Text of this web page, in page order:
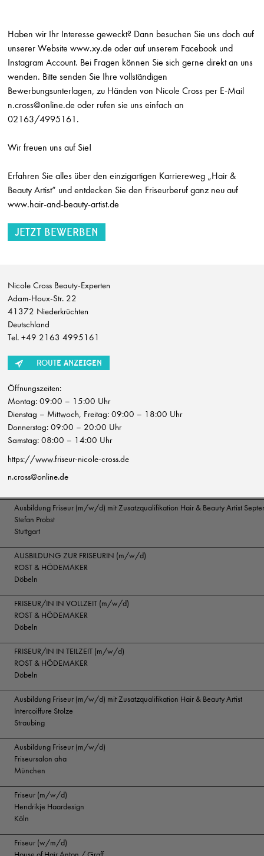
Friseurmeister*in
HILJEGERDES - Friseur-Kosmetik-Make-up
Berlin
Friseur (m/w/d) Teilzeit
Sonja Holzinger
Östringen
Ausbildung Friseur (m/w/d) mit Zusatzqualifikation Hair & Beauty Artist
Bonn
Friseurmeister w/m/d auf Teilzeit
Wittmer Haare & Ästhetik
Deidesheim
Wittmer Haare & Ästhetik
Deidesheim
Wittmer Haare & Ästhetik
Friseur w/m/d auf Vollzeit
Wittmer Haare & Ästhetik
Deidesheim
Junior- oder Fachkosmetiker:in, Masseur:in oder Visagist:in (m|w|d)
Unterhaching
Friseur / Stylist (m/w/d)
Maximilian Meyer - Hair & Beauty Experts
Unterhaching
Kosmetikerin (m/w/d) Teilzeit
Frisuren & Kosmetik Annett Völkel
Ausbildung Friseur (m/w/d) mit Zusatzqualifikation Hair & Beauty Artist
Stefan Probst
Stuttgart
AUSBILDUNG ZUR FRISEURIN (m/w/d)
ROST & HÖDEMAKER
Döbeln
FRISEUR/IN IN VOLLZEIT (m/w/d)
ROST & HÖDEMAKER
Döbeln
FRISEUR/IN IN TEILZEIT (m/w/d)
ROST & HÖDEMAKER
Döbeln
Ausbildung Friseur (m/w/d) mit Zusatzqualifikation Hair & Beauty Artist
Intercoiffure Stolze
Straubing
Ausbildung Friseur (m/w/d)
Friseursalon aha
München
Friseur (m/w/d)
Hendrikje Haardesign
Köln
Friseur (w/m/d)
Haben wir Ihr Interesse geweckt? Dann besuchen Sie uns doch auf
unserer Websitewww.xy.de oder auf unserem Facebook und
Instagram Account. Bei Fragen können Sie sich gerne direkt an uns
wenden. Bitte senden Sie Ihre vollständigen
Bewerbungsunterlagen, zu Händen von Nicole Cross per E-Mail
n.cross@online.de oder rufen sie uns einfach an
02163/4995161.
Wir freuen uns auf Sie!
Erfahren Sie alles über den einzigartigen Karriereweg „Hair &
Beauty Artist“ und entdecken Sie den Friseurberuf ganz neu auf
www.hair-and-beauty-artist.de
Nicole Cross Beauty-Experten
Adam-Houx-Str. 22
41372 Niederkrüchten
Deutschland
Tel. +49 2163 4995161
ROUTE ANZEIGEN
Öffnungszeiten:
Montag: 09:00 – 15:00 Uhr
Dienstag – Mittwoch, Freitag: 09:00 – 18:00 Uhr
Donnerstag: 09:00 – 20:00 Uhr
Samstag: 08:00 – 14:00 Uhr
https://www.friseur-nicole-cross.de
n.cross@online.de